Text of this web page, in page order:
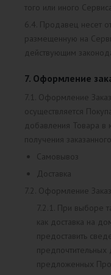
того или иного
6.4. Продавец несет
размещенную на
действующим
7. Оформление
7.1. Оформление
осуществляется
добавления Товара в
получения
Самовывоз
Доставка
7.2. Оформление
7.2.1. При выборе
как доставка на
предоставить
предложенных